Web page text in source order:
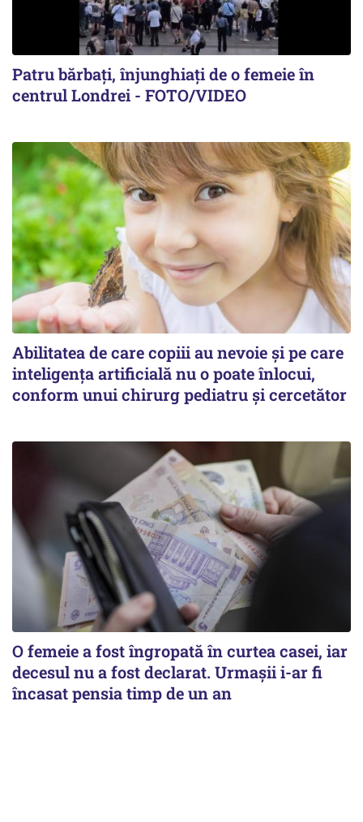
Patru bărbați, înjunghiați de o femeie în
centrul Londrei - FOTO/VIDEO
Abilitatea de care copiii au nevoie și pe care
inteligența artificială nu o poate înlocui,
conform unui chirurg pediatru și cercetător
O femeie a fost îngropată în curtea casei, iar
decesul nu a fost declarat. Urmașii i-ar fi
încasat pensia timp de un an